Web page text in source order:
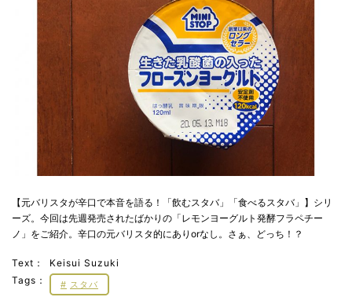
【元バリスタが辛口で本音を語る！「飲むスタバ」「食べるスタバ」】シリ
ーズ。今回は先週発売されたばかりの「レモンヨーグルト発酵フラペチー
ノ」をご紹介。辛口の元バリスタ的にありorなし。さぁ、どっち！？
Text：
Keisui Suzuki
Tags：
スタバ